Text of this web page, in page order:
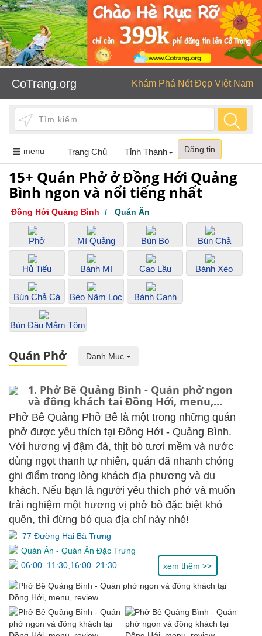
CoTrang.org Khám Phá Nét Đẹp Việt Nam
menu Toggle
navigation
Trang Chủ Tỉnh Thành Đăng tin
15+ Quán Phở ở Đồng Hới Quảng
Bình ngon và nổi tiếng nhất
Đồng Hới Quảng Bình / Quán Ăn
Phở Mì Quảng Bún Bò Bún Chả
Hủ Tiếu Bánh Mì Cao Lầu Bánh Xèo
Bún Chả Cá Bèo Nậm Lọc Bánh Canh
Bún Đậu Mắm Tôm
Quán Phở Danh Mục
1. Phở Bê Quảng Bình - Quán phở ngon
và đông khách tại Đồng Hới, menu,
review
Phở Bê Quảng Phở Bê là một trong những quán
phở được yêu thích tại Đồng Hới - Quảng Bình.
Với hương vị đậm đà, thịt bò tươi mềm và nước
dùng ngọt thanh tự nhiên, quán đã nhanh chóng
ghi điểm trong lòng khách địa phương và du
khách. Nếu bạn là người yêu thích phở và muốn
trải nghiệm một hương vị phở bò đặc biệt khó
quên, thì đừng bỏ qua địa chỉ này nhé!
77 Đường Hai Bà Trưng
Quán Ăn - Quán Ăn Đặc Trưng
06:00–11:30,16:00–21:30
xem thêm >>